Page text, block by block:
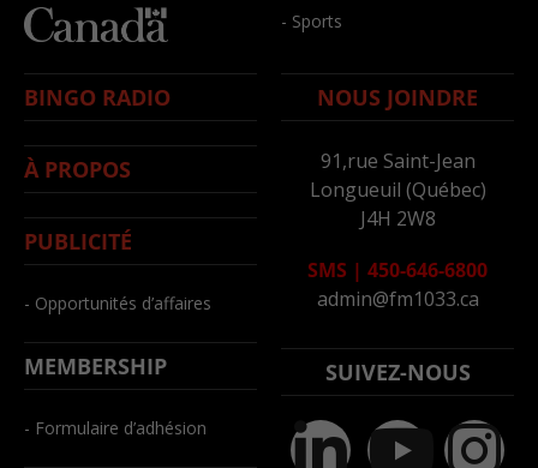
- Sports
BINGO RADIO
À PROPOS
PUBLICITÉ
- Opportunités d’affaires
MEMBERSHIP
- Formulaire d’adhésion
NOUS JOINDRE
91,rue Saint-Jean
Longueuil (Québec)
J4H 2W8
SMS | 450-646-6800
admin@fm1033.ca
SUIVEZ-NOUS